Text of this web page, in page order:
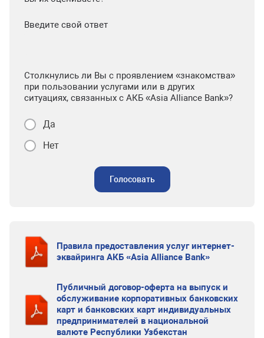
Введите свой ответ
Столкнулись ли Вы с проявлением «знакомства»
при пользовании услугами или в других
ситуациях, связанных с АКБ «Asia Alliance Bank»?
Да
Нет
Голосовать
Правила предоставления услуг интернет-
эквайринга АКБ «Asia Alliance Bank»
Публичный договор-оферта на выпуск и
обслуживание корпоративных банковских
карт и банковских карт индивидуальных
предпринимателей в национальной
валюте Республики Узбекстан